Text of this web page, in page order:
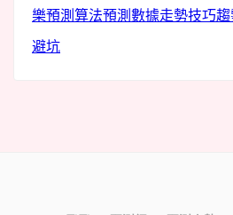
樂預測 算法預測 數據走勢技巧
避坑